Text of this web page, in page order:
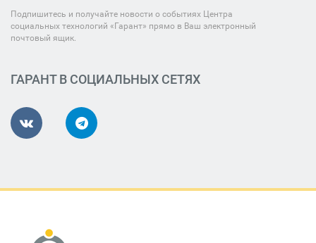
Подпишитесь и получайте новости о событиях Центра
социальных технологий «Гарант» прямо в Ваш электронный
почтовый ящик.
ГАРАНТ В СОЦИАЛЬНЫХ СЕТЯХ